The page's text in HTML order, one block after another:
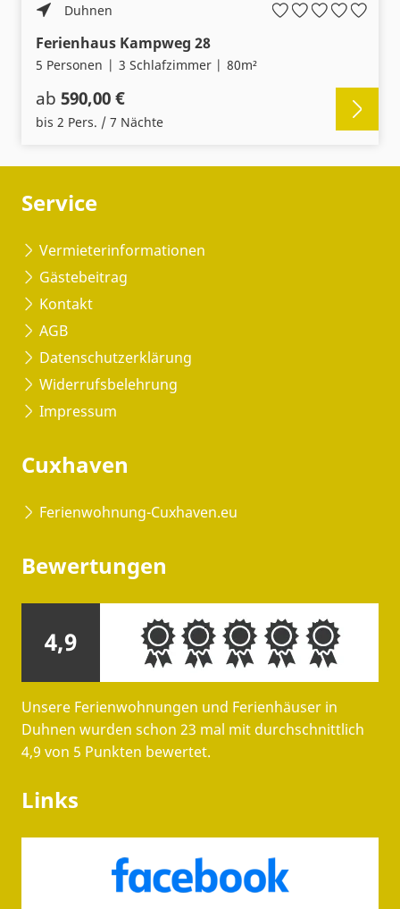
Duhnen
Ferienhaus Kampweg 28
5 Personen 3 Schlafzimmer 80m²
ab 590,00 €
bis 2 Pers. / 7 Nächte
Service
Vermieterinformationen
Gästebeitrag
Kontakt
AGB
Datenschutzerklärung
Widerrufsbelehrung
Impressum
Cuxhaven
Ferienwohnung-Cuxhaven.eu
Bewertungen
4,9
Unsere Ferienwohnungen und Ferienhäuser in
Duhnen wurden schon 23 mal mit durchschnittlich
4,9 von 5 Punkten bewertet.
Links